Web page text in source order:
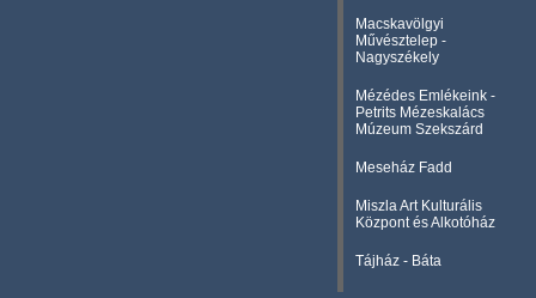
Macskavölgyi
Művésztelep -
Nagyszékely
Mézédes Emlékeink -
Petrits Mézeskalács
Múzeum Szekszárd
Meseház Fadd
Miszla Art Kulturális
Központ és Alkotóház
Tájház - Báta